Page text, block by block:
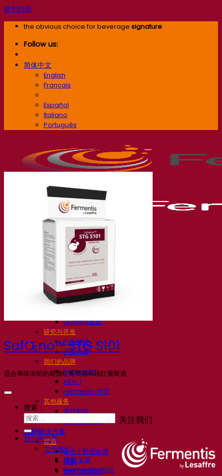
跳到内容
the obvious choice for beverage signature
Follow us:
简体中文
English
Français
Español
Italiano
Português
我们的公司
关于我们
发酵专家
Fermentis 园区
充满热情的团队
Lesaffre集团
研究与开发
产品特性
产品开发
我们的品牌
SafYeast™
All In 1
Fermentis 学院
其他服务
委托制造
酒水饮料品鉴
发酵解决方案
啤酒
活性干酵母啤酒
细菌
发酵助剂啤酒
SafŒno™ STG S101
适合果味浓郁的期酒红葡萄酒和桃红葡萄酒
关注我们
搜索：
我们的公司
关于我们
发酵专家
Fermentis 园区